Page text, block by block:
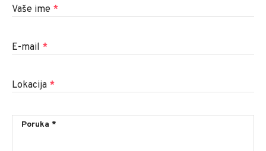
Vaše ime *
E-mail *
Lokacija *